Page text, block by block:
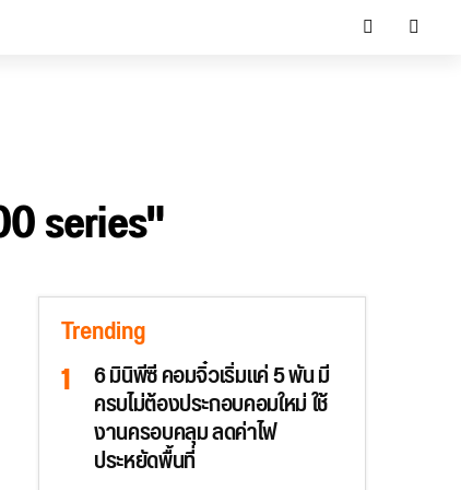
series"
Trending
6 มินิพีซี คอมจิ๋วเริ่มแค่ 5 พัน มี
ครบไม่ต้องประกอบคอมใหม่ ใช้
งานครอบคลุม ลดค่าไฟ
ประหยัดพื้นที่